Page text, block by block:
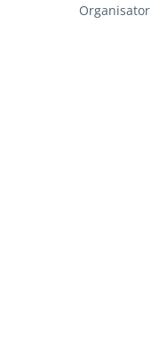
Organisator